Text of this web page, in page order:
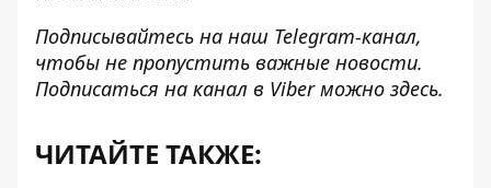
Подписывайтесь на наш Telegram-канал,
чтобы не пропустить важные новости.
Подписаться на канал в Viber можно здесь.
ЧИТАЙТЕ ТАКЖЕ: